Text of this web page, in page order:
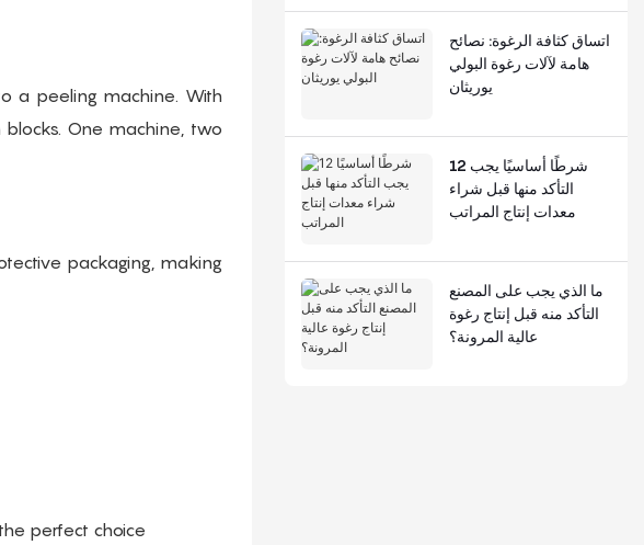
a peeling machine. With
One machine, two
packaging, making
perfect choice
اتساق كثافة الرغوة: نصائح
هامة لآلات رغوة البولي
يوريثان
12 شرطًا أساسيًا يجب
التأكد منها قبل شراء
معدات إنتاج المراتب
ما الذي يجب على المصنع
التأكد منه قبل إنتاج رغوة
عالية المرونة؟